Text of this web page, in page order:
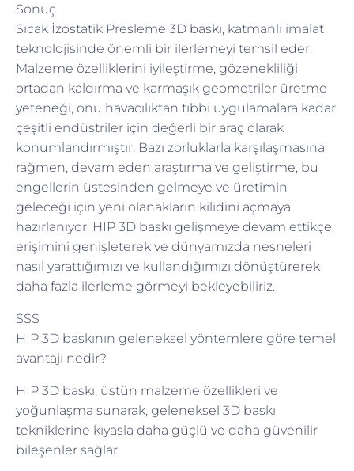
Sonuç
Sıcak İzostatik Presleme 3D baskı, katmanlı imalat
teknolojisinde önemli bir ilerlemeyi temsil eder.
Malzeme özelliklerini iyileştirme, gözenekliliği
ortadan kaldırma ve karmaşık geometriler üretme
yeteneği, onu havacılıktan tıbbi uygulamalara kadar
çeşitli endüstriler için değerli bir araç olarak
konumlandırmıştır. Bazı zorluklarla karşılaşmasına
rağmen, devam eden araştırma ve geliştirme, bu
engellerin üstesinden gelmeye ve üretimin
geleceği için yeni olanakların kilidini açmaya
hazırlanıyor. HIP 3D baskı gelişmeye devam ettikçe,
erişimini genişleterek ve dünyamızda nesneleri
nasıl yarattığımızı ve kullandığımızı dönüştürerek
daha fazla ilerleme görmeyi bekleyebiliriz.
SSS
HIP 3D baskının geleneksel yöntemlere göre temel
avantajı nedir?
HIP 3D baskı, üstün malzeme özellikleri ve
yoğunlaşma sunarak, geleneksel 3D baskı
tekniklerine kıyasla daha güçlü ve daha güvenilir
bileşenler sağlar.